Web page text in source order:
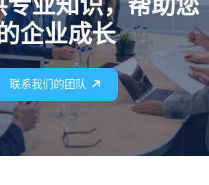
企业成长
联系我们的团队